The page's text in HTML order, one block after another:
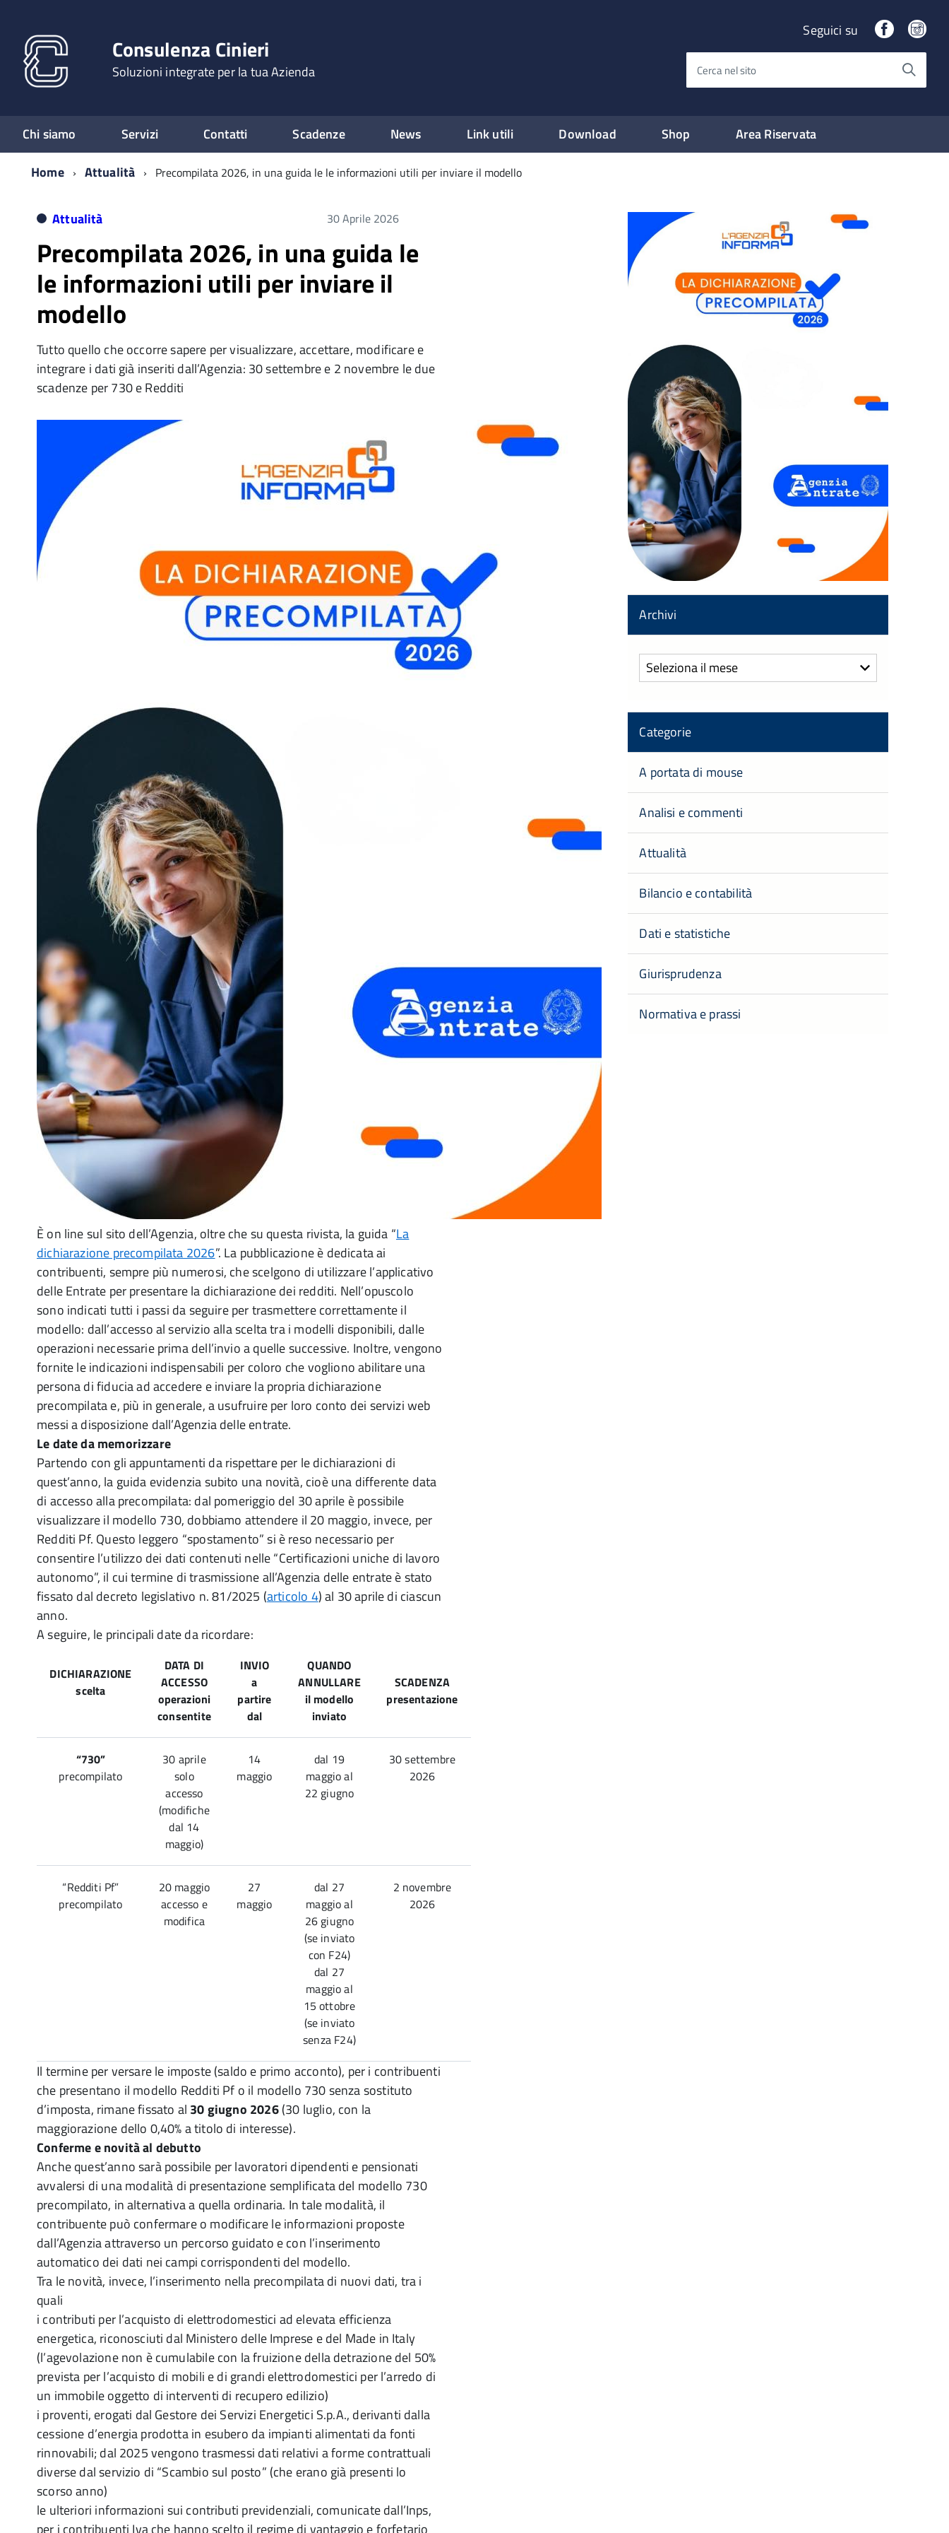
Consulenza Cinieri
Soluzioni integrate per la tua Azienda
Seguici su Facebook
Cerca nel sito
Chi siamo Servizi Contatti Scadenze News Link utili Download Shop
Area Riservata
Home
Attualità Precompilata 2026, in una guida le le informazioni utili per inviare il modello
Attualità 30 Aprile 2026
Precompilata 2026, in una guida le
le informazioni utili per inviare il
modello
Tutto quello che occorre sapere per visualizzare, accettare, modificare e
integrare i dati già inseriti dall’Agenzia: 30 settembre e 2 novembre le due
scadenze per 730 e Redditi
È on line sul sito dell’Agenzia, oltre che su questa rivista, la guida “La
dichiarazione precompilata 2026”. La pubblicazione è dedicata ai
contribuenti, sempre più numerosi, che scelgono di utilizzare l’applicativo
delle Entrate per presentare la dichiarazione dei redditi. Nell’opuscolo
sono indicati tutti i passi da seguire per trasmettere correttamente il
modello: dall’accesso al servizio alla scelta tra i modelli disponibili, dalle
operazioni necessarie prima dell’invio a quelle successive. Inoltre, vengono
fornite le indicazioni indispensabili per coloro che vogliono abilitare una
persona di fiducia ad accedere e inviare la propria dichiarazione
precompilata e, più in generale, a usufruire per loro conto dei servizi web
messi a disposizione dall’Agenzia delle entrate.
Le date da memorizzare
Partendo con gli appuntamenti da rispettare per le dichiarazioni di
quest’anno, la guida evidenzia subito una novità, cioè una differente data
di accesso alla precompilata: dal pomeriggio del 30 aprile è possibile
visualizzare il modello 730, dobbiamo attendere il 20 maggio, invece, per
Redditi Pf. Questo leggero “spostamento” si è reso necessario per
consentire l’utilizzo dei dati contenuti nelle “Certificazioni uniche di lavoro
autonomo”, il cui termine di trasmissione all’Agenzia delle entrate è stato
fissato dal decreto legislativo n. 81/2025 (articolo 4) al 30 aprile di ciascun
anno.
A seguire, le principali date da ricordare:
DICHIARAZIONE
scelta
DATA DI
ACCESSO
operazioni
consentite
INVIO
a
partire
dal
QUANDO
ANNULLARE
il modello
inviato
SCADENZA
presentazione
“730”
precompilato
30 aprile
solo
accesso
(modifiche
dal 14
maggio)
14
maggio
dal 19
maggio al
22 giugno
30 settembre
2026
“Redditi Pf”
precompilato
20 maggio
accesso e
modifica
27
maggio
dal 27
maggio al
26 giugno
(se inviato
con F24)
dal 27
maggio al
15 ottobre
(se inviato
senza F24)
2 novembre
2026
Il termine per versare le imposte (saldo e primo acconto), per i contribuenti
che presentano il modello Redditi Pf o il modello 730 senza sostituto
d’imposta, rimane fissato al 30 giugno 2026(30 luglio, con la
maggiorazione dello 0,40% a titolo di interesse).
Conferme e novità al debutto
Anche quest’anno sarà possibile per lavoratori dipendenti e pensionati
avvalersi di una modalità di presentazione semplificata del modello 730
precompilato, in alternativa a quella ordinaria. In tale modalità, il
contribuente può confermare o modificare le informazioni proposte
dall’Agenzia attraverso un percorso guidato e con l’inserimento
automatico dei dati nei campi corrispondenti del modello.
Tra le novità, invece, l’inserimento nella precompilata di nuovi dati, tra i
quali
i contributi per l’acquisto di elettrodomestici ad elevata efficienza
energetica, riconosciuti dal Ministero delle Imprese e del Made in Italy
(l’agevolazione non è cumulabile con la fruizione della detrazione del 50%
prevista per l’acquisto di mobili e di grandi elettrodomestici per l’arredo di
un immobile oggetto di interventi di recupero edilizio)
i proventi, erogati dal Gestore dei Servizi Energetici S.p.A., derivanti dalla
cessione d’energia prodotta in esubero da impianti alimentati da fonti
rinnovabili; dal 2025 vengono trasmessi dati relativi a forme contrattuali
diverse dal servizio di “Scambio sul posto” (che erano già presenti lo
scorso anno)
le ulteriori informazioni sui contributi previdenziali, comunicate dall’Inps,
per i contribuenti Iva che hanno scelto il regime di vantaggio e forfetario
Archivi
Archivi
Categorie
A portata di mouse
Analisi e commenti
Attualità
Bilancio e contabilità
Dati e statistiche
Giurisprudenza
Normativa e prassi